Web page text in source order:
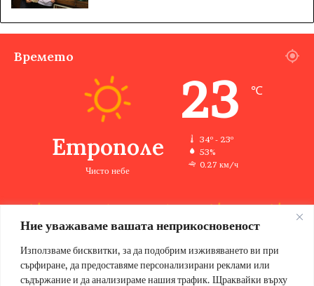
Ние уважаваме вашата неприкосновеност
Използваме бисквитки, за да подобрим изживяването ви при
сърфиране, да предоставяме персонализирани реклами или
съдържание и да анализираме нашия трафик. Щраквайки върху
Времето
Етрополе
Чисто небе
23 ℃
34º - 23º
53%
0.27 км/ч
34 ℃ 32 ℃ 33 ℃ 35 ℃